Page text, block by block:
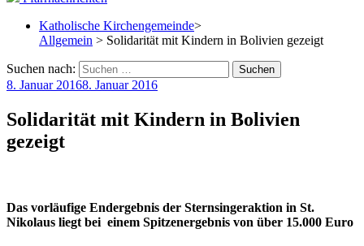
Katholische Kirchengemeinde>
Allgemein > Solidarität mit Kindern in Bolivien gezeigt
Suchen nach:
8. Januar 20168. Januar 2016
Solidarität mit Kindern in Bolivien
gezeigt
Das vorläufige Endergebnis der Sternsingeraktion in St.
Nikolaus liegt bei einem Spitzenergebnis von über 15.000 Euro